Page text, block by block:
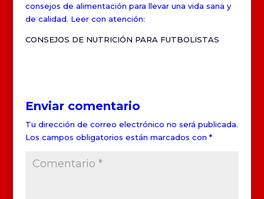
consejos de alimentación para llevar una vida sana y
de calidad. Leer con atención:
CONSEJOS DE NUTRICIÓN PARA FUTBOLISTAS
Enviar comentario
Tu dirección de correo electrónico no será publicada.
Los campos obligatorios están marcados con *